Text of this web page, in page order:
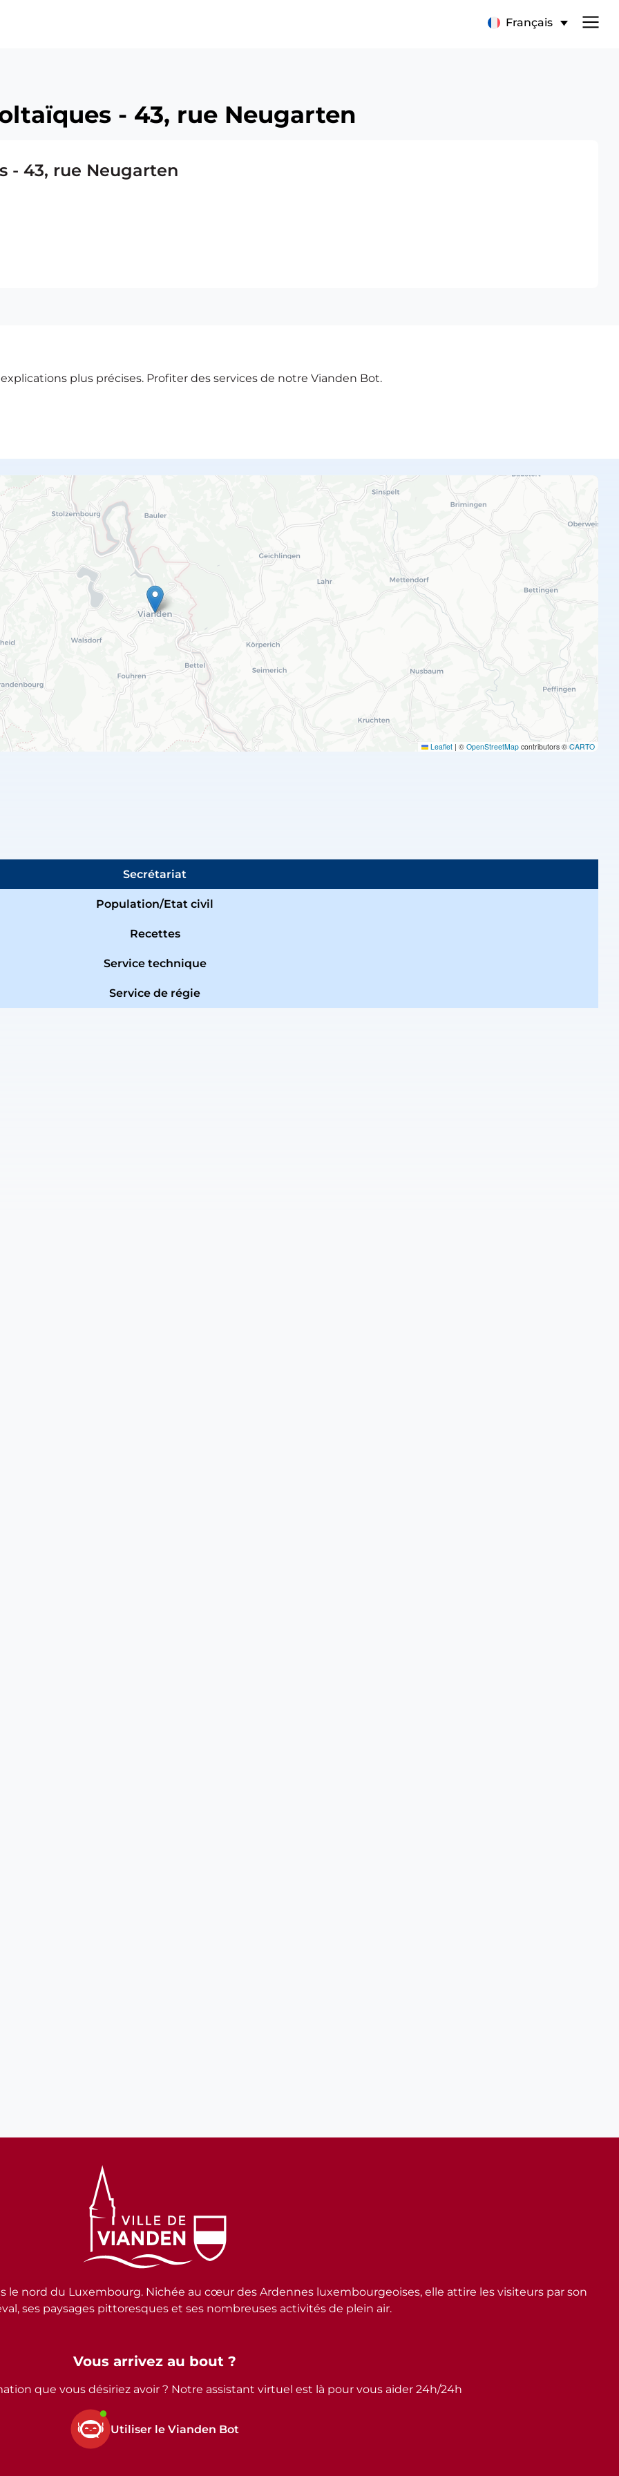
Français
- 43, rue Neugarten
- 43, rue Neugarten
plus précises. Profiter des services de notre Vianden Bot.
Leaflet | © OpenStreetMap contributors © CARTO
Secrétariat
Population/Etat civil
Recettes
Service technique
Service de régie
Vous arrivez au bout ?
que vous désiriez avoir ? Notre assistant virtuel est là pour vous aider 24h/24h
Utiliser le Vianden Bot
nord du Luxembourg. Nichée au cœur des Ardennes luxembourgeoises, elle attire les visiteurs par son
ses paysages pittoresques et ses nombreuses activités de plein air.